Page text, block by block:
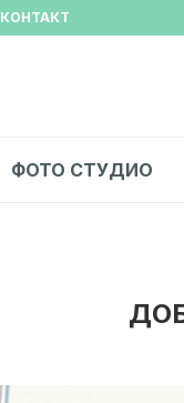
КОНТАКТ
ФОТО СТУДИО